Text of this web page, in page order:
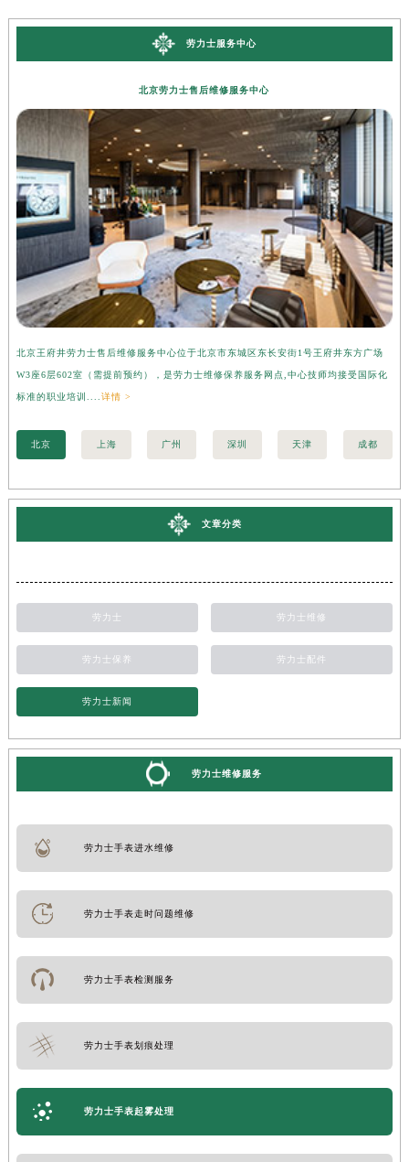
劳力士服务中心
北京劳力士售后维修服务中心
北京王府井劳力士售后维修服务中心位于北京市东城区东长安街1号王府井东方广场
W3座6层602室（需提前预约），是劳力士维修保养服务网点,中心技师均接受国际化
标准的职业培训.... 详情 >
北京 上海 广州 深圳 天津 成都
文章分类
劳力士 劳力士维修
劳力士保养 劳力士配件
劳力士新闻
劳力士维修服务
劳力士手表进水维修
劳力士手表走时问题维修
劳力士手表检测服务
劳力士手表划痕处理
劳力士手表起雾处理